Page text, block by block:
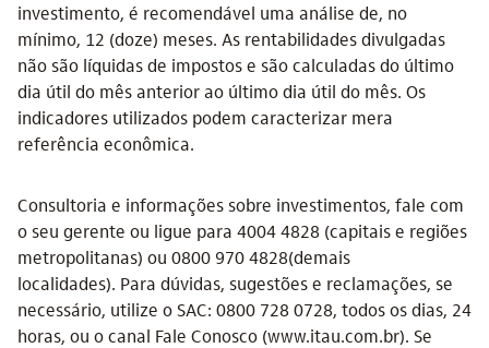
investimento, é recomendável uma análise de, no
mínimo, 12 (doze) meses. As rentabilidades divulgadas
não são líquidas de impostos e são calculadas do último
dia útil do mês anterior ao último dia útil do mês. Os
indicadores utilizados podem caracterizar mera
referência econômica.
Consultoria e informações sobre investimentos, fale com
o seu gerente ou ligue para 4004 4828 (capitais e regiões
metropolitanas) ou 0800 970 4828(demais
localidades). Para dúvidas, sugestões e reclamações, se
necessário, utilize o SAC: 0800 728 0728, todos os dias, 24
horas, ou o canal Fale Conosco (www.itau.com.br). Se